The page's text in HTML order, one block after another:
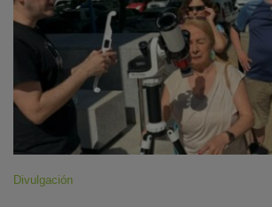
Divulgación